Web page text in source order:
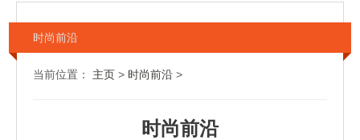
时尚前沿
当前位置： 主页 > 时尚前沿 >
时尚前沿